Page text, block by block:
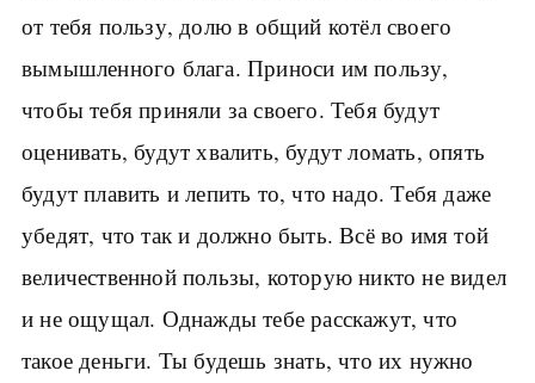
от тебя пользу, долю в общий котёл своего
вымышленного блага. Приноси им пользу,
чтобы тебя приняли за своего. Тебя будут
оценивать, будут хвалить, будут ломать, опять
будут плавить и лепить то, что надо. Тебя даже
убедят, что так и должно быть. Всё во имя той
величественной пользы, которую никто не видел
и не ощущал. Однажды тебе расскажут, что
такое деньги. Ты будешь знать, что их нужно